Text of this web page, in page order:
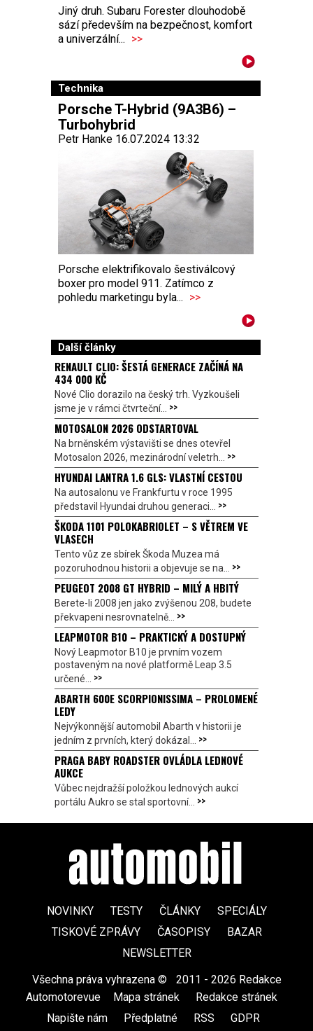
Jiný druh. Subaru Forester dlouhodobě
sází především na bezpečnost, komfort
a univerzální... >>
Technika
Porsche T-Hybrid (9A3B6) –
Turbohybrid
Petr Hanke 16.07.2024 13:32
Porsche elektrifikovalo šestiválcový
boxer pro model 911. Zatímco z
pohledu marketingu byla... >>
Další články
RENAULT CLIO: ŠESTÁ GENERACE ZAČÍNÁ NA
434 000 KČ
Nové Clio dorazilo na český trh. Vyzkoušeli
jsme je v rámci čtvrteční... >>
MOTOSALON 2026 ODSTARTOVAL
Na brněnském výstavišti se dnes otevřel
Motosalon 2026, mezinárodní veletrh... >>
HYUNDAI LANTRA 1.6 GLS: VLASTNÍ CESTOU
Na autosalonu ve Frankfurtu v roce 1995
představil Hyundai druhou generaci... >>
ŠKODA 1101 POLOKABRIOLET – S VĚTREM VE
VLASECH
Tento vůz ze sbírek Škoda Muzea má
pozoruhodnou historii a objevuje se na... >>
PEUGEOT 2008 GT HYBRID – MILÝ A HBITÝ
Berete-li 2008 jen jako zvýšenou 208, budete
překvapeni nesrovnatelně... >>
LEAPMOTOR B10 – PRAKTICKÝ A DOSTUPNÝ
Nový Leapmotor B10 je prvním vozem
postaveným na nové platformě Leap 3.5
určené... >>
ABARTH 600E SCORPIONISSIMA – PROLOMENÉ
LEDY
Nejvýkonnější automobil Abarth v historii je
jedním z prvních, který dokázal... >>
PRAGA BABY ROADSTER OVLÁDLA LEDNOVÉ
AUKCE
Vůbec nejdražší položkou lednových aukcí
portálu Aukro se stal sportovní... >>
NOVINKY TESTY ČLÁNKY
SPECIÁLY
TISKOVÉ ZPRÁVY
ČASOPISY
BAZAR
NEWSLETTER
Všechna práva vyhrazena ©
2011 - 2026 Redakce
Automotorevue
Mapa stránek Redakce stránek
Napište nám
Předplatné RSS GDPR